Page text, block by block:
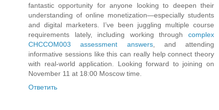
fantastic opportunity for anyone looking to deepen their
understanding of online monetization—especially students
and digital marketers. I’ve been juggling multiple course
requirements lately, including working through complex
CHCCOM003 assessment answers, and attending
informative sessions like this can really help connect theory
with real-world application. Looking forward to joining on
November 11 at 18:00 Moscow time.
Ответить